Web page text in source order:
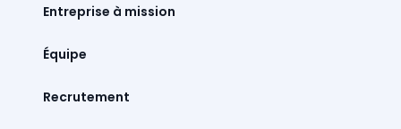
Entreprise à mission
Équipe
Recrutement